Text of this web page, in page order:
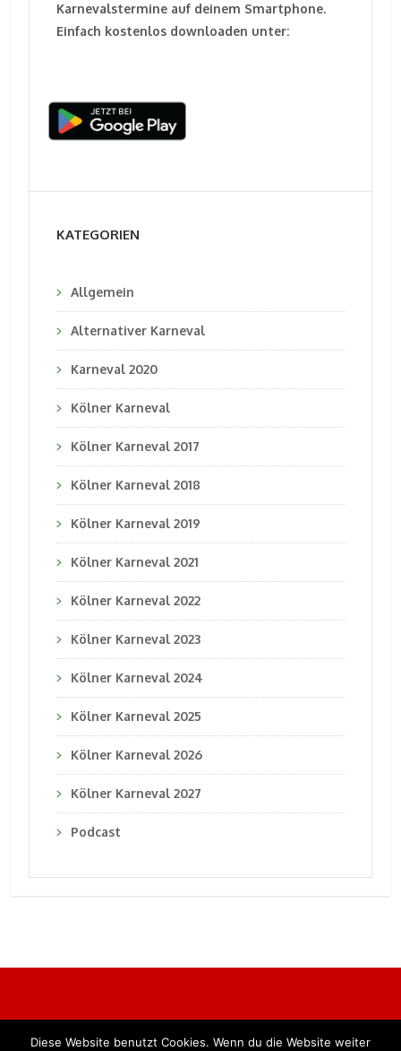
Karnevalstermine auf deinem Smartphone.
Einfach kostenlos downloaden unter:
KATEGORIEN
Allgemein
Alternativer Karneval
Karneval 2020
Kölner Karneval
Kölner Karneval 2017
Kölner Karneval 2018
Kölner Karneval 2019
Kölner Karneval 2021
Kölner Karneval 2022
Kölner Karneval 2023
Kölner Karneval 2024
Kölner Karneval 2025
Kölner Karneval 2026
Kölner Karneval 2027
Podcast
Diese Website benutzt Cookies. Wenn du die Website weiter